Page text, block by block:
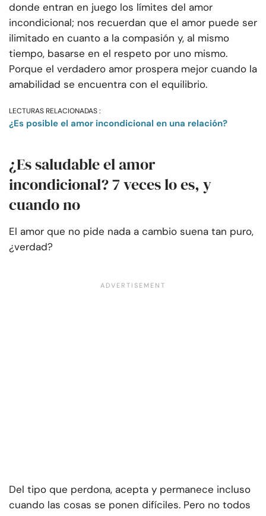
donde entran en juego los límites del amor
incondicional; nos recuerdan que el amor puede ser
ilimitado en cuanto a la compasión y, al mismo
tiempo, basarse en el respeto por uno mismo.
Porque el verdadero amor prospera mejor cuando la
amabilidad se encuentra con el equilibrio.
LECTURAS RELACIONADAS :
¿Es posible el amor incondicional en una relación?
¿Es saludable el amor
incondicional? 7 veces lo es, y
cuando no
El amor que no pide nada a cambio suena tan puro,
¿verdad?
Del tipo que perdona, acepta y permanece incluso
cuando las cosas se ponen difíciles. Pero no todos